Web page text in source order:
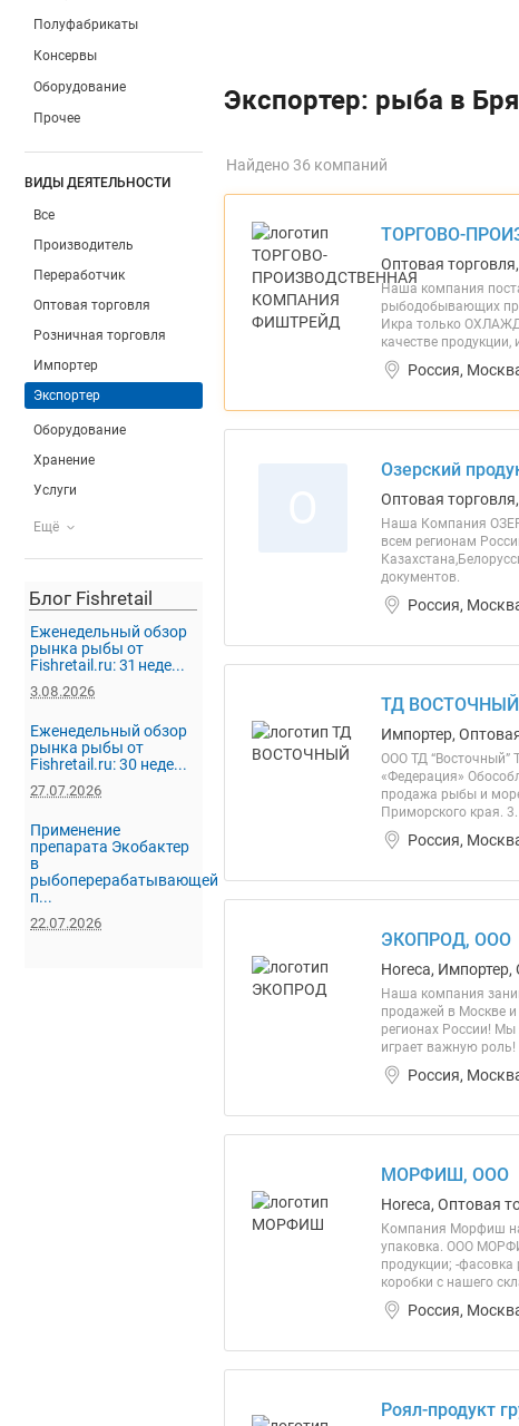
Полуфабрикаты
Консервы
Оборудование
Прочее
ВИДЫ ДЕЯТЕЛЬНОСТИ
Все
Производитель
Переработчик
Оптовая торговля
Розничная торговля
Импортер
Экспортер
Оборудование
Хранение
Услуги
Ещё
Блог Fishretail
Еженедельный обзор
рынка рыбы от
Fishretail.ru: 31 неде...
3.08.2026
Еженедельный обзор
рынка рыбы от
Fishretail.ru: 30 неде...
27.07.2026
Применение
препарата Экобактер
в
рыбоперерабатывающей
п...
22.07.2026
Экспортер: рыба в
Найдено 36 компаний
ТОРГОВО-
Оптовая
Наша компания
рыбодобывающих
Икра только
качестве
Россия,
Озерский
Оптовая
Наша Компания
всем регионам
документов.
Россия,
ТД
Импортер,
ООО ТД “Восточный”
«Федерация»
продажа рыбы и
Приморского края.
Россия,
ЭКОПРОД, ООО
Horeca, Импортер,
Наша компания
продажей в Москве
регионах России!
играет важную
Россия,
МОРФИШ, ООО
Horeca, Оптовая
Компания Морфиш
упаковка. ООО
продукции; -
коробки с нашего
Россия,
Роял-продукт